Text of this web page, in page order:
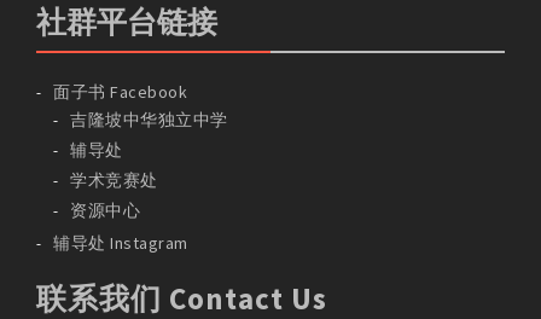
社群平台链接
面子书 Facebook
吉隆坡中华独立中学
辅导处
学术竞赛处
资源中心
辅导处 Instagram
联系我们 Contact Us